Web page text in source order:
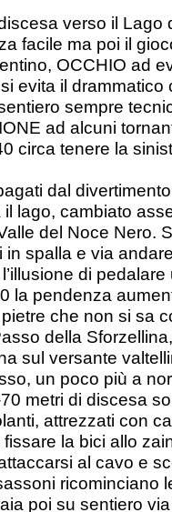
verso il Lago
facile ma poi il
OCCHIO ad
evita il
sempre
ad alcuni
circa tenere la
dal
lago, cambiato
del Noce Nero.
in spalla e via
di
la pendenza
che non si sa
della
sul versante
un poco più a
metri di discesa
attrezzati con
la bici allo
al cavo e
ricominciano
poi su sentiero